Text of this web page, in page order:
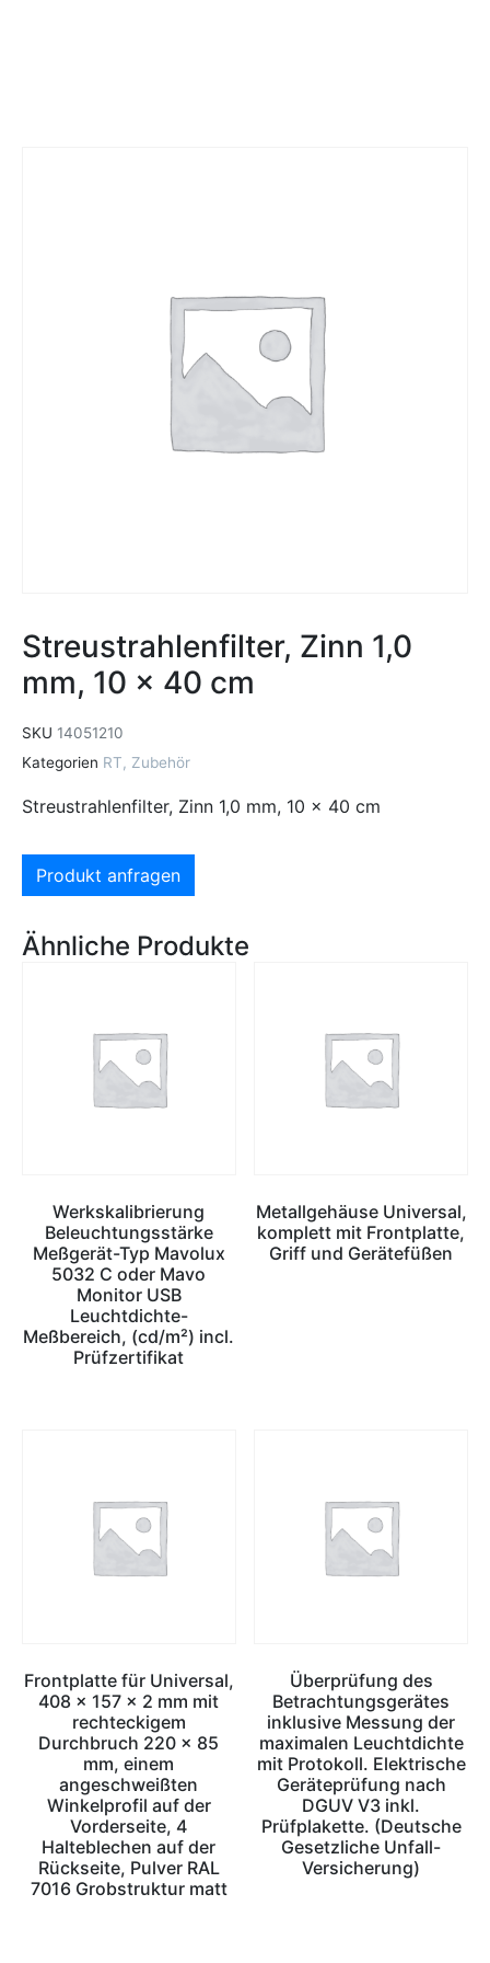
Streustrahlenfilter, Zinn 1,0
mm, 10 x 40 cm
SKU 14051210
Kategorien RT, Zubehör
Streustrahlenfilter, Zinn 1,0 mm, 10 x 40 cm
Produkt anfragen
Ähnliche Produkte
Werkskalibrierung
Beleuchtungsstärke
Meßgerät-Typ Mavolux
5032 C oder Mavo
Monitor USB
Leuchtdichte-
Meßbereich, (cd/m²) incl.
Prüfzertifikat
Metallgehäuse Universal,
komplett mit Frontplatte,
Griff und Gerätefüßen
Frontplatte für Universal,
408 x 157 x 2 mm mit
rechteckigem
Durchbruch 220 x 85
mm, einem
angeschweißten
Winkelprofil auf der
Vorderseite, 4
Halteblechen auf der
Rückseite, Pulver RAL
7016 Grobstruktur matt
Überprüfung des
Betrachtungsgerätes
inklusive Messung der
maximalen Leuchtdichte
mit Protokoll. Elektrische
Geräteprüfung nach
DGUV V3 inkl.
Prüfplakette. (Deutsche
Gesetzliche Unfall-
Versicherung)